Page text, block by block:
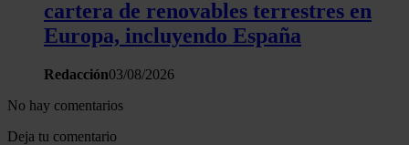
cartera de renovables terrestres en
Europa, incluyendo España
Redacción03/08/2026
No hay comentarios
Deja tu comentario